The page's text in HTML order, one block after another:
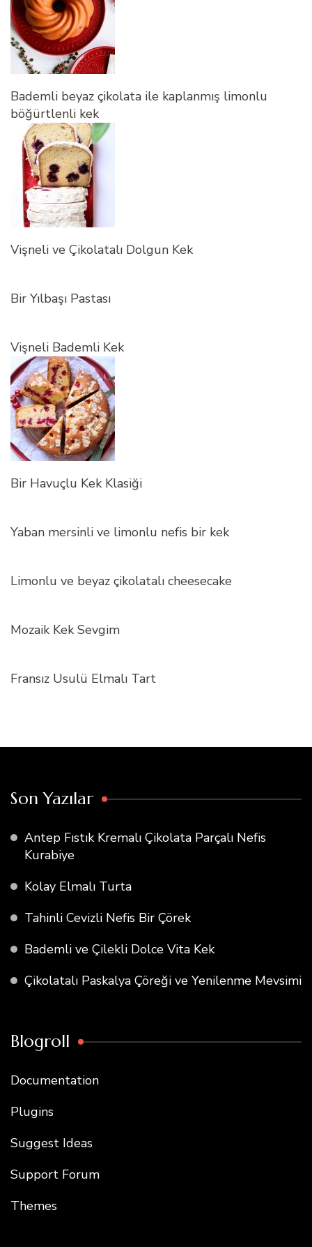
Bademli beyaz çikolata ile kaplanmış limonlu
böğürtlenli kek
Vişneli ve Çikolatalı Dolgun Kek
Bir Yılbaşı Pastası
Vişneli Bademli Kek
Bir Havuçlu Kek Klasiği
Yaban mersinli ve limonlu nefis bir kek
Limonlu ve beyaz çikolatalı cheesecake
Mozaik Kek Sevgim
Fransız Usulü Elmalı Tart
Son Yazılar
Antep Fıstık Kremalı Çikolata Parçalı Nefis
Kurabiye
Kolay Elmalı Turta
Tahinli Cevizli Nefis Bir Çörek
Bademli ve Çilekli Dolce Vita Kek
Çikolatalı Paskalya Çöreği ve Yenilenme Mevsimi
Blogroll
Documentation
Plugins
Suggest Ideas
Support Forum
Themes